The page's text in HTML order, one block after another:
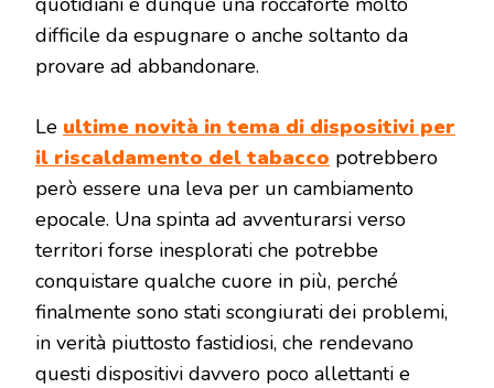
difficile da espugnare o anche soltanto da
provare ad abbandonare.
Le ultime novità in tema di dispositivi per
il riscaldamento del tabacco potrebbero
però essere una leva per un cambiamento
epocale. Una spinta ad avventurarsi verso
territori forse inesplorati che potrebbe
conquistare qualche cuore in più, perché
finalmente sono stati scongiurati dei problemi,
in verità piuttosto fastidiosi, che rendevano
questi dispositivi davvero poco allettanti e